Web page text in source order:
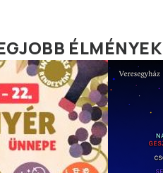
ÉLMÉNYEK